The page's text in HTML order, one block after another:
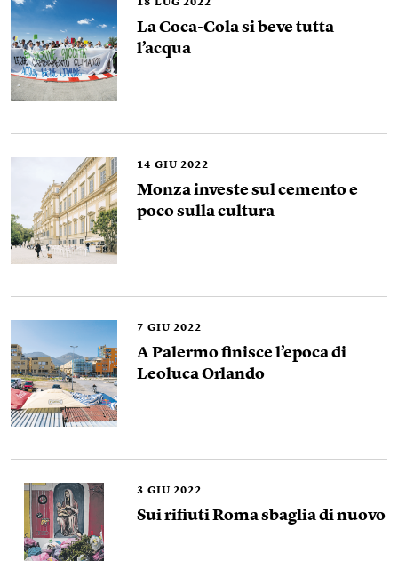
18 LUG 2022
La Coca-Cola si beve tutta
l’acqua
14 GIU 2022
Monza investe sul cemento e
poco sulla cultura
7 GIU 2022
A Palermo finisce l’epoca di
Leoluca Orlando
3 GIU 2022
Sui rifiuti Roma sbaglia di nuovo